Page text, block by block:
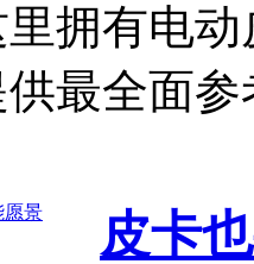
拥有电
最全面参
皮卡